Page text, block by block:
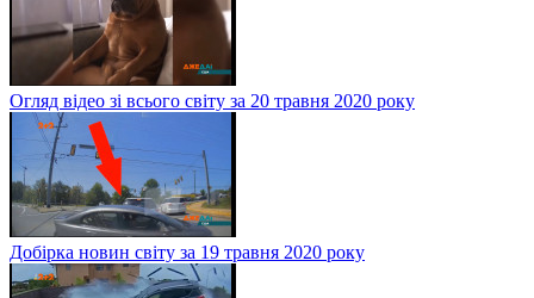
Огляд відео зі всього світу за 20 травня 2020 року
Добірка новин світу за 19 травня 2020 року